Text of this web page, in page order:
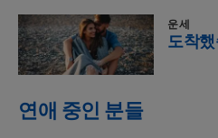
운세
도착
연애 중인 분들